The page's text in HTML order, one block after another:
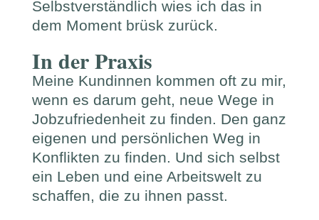
Selbstverständlich wies ich das in
dem Moment brüsk zurück.
In der Praxis
Meine Kundinnen kommen oft zu mir,
wenn es darum geht, neue Wege in
Jobzufriedenheit zu finden. Den ganz
eigenen und persönlichen Weg in
Konflikten zu finden. Und sich selbst
ein Leben und eine Arbeitswelt zu
schaffen, die zu ihnen passt.